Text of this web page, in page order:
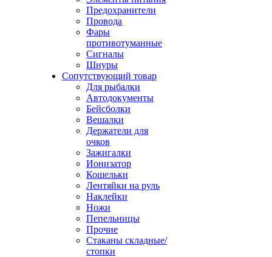
Предохранители
Провода
Фары
противотуманные
Сигналы
Шнуры
Сопутствующий товар
Для рыбалки
Автодокументы
Бейсболки
Вешалки
Держатели для
очков
Зажигалки
Ионизатор
Кошельки
Лентяйки на руль
Наклейки
Ножи
Пепельницы
Прочие
Стаканы складные/
стопки